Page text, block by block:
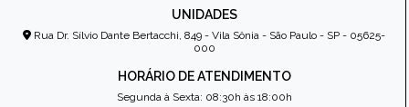
UNIDADES
Rua Dr. Sílvio Dante Bertacchi, 849 - Vila Sônia - São Paulo - SP - 05625-
000
HORÁRIO DE ATENDIMENTO
Segunda à Sexta: 08:30h às 18:00h